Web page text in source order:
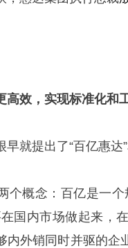
高效，实现标准化和
早就提出了“百亿惠达
个概念：百亿是一
国内市场做起来，
内外销同时并驱的